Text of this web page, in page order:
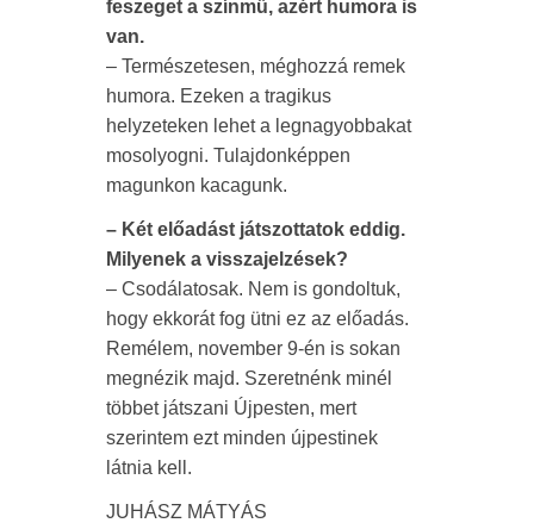
feszeget a színmű, azért humora is
van.
– Természetesen, méghozzá remek
humora. Ezeken a tragikus
helyzeteken lehet a legnagyobbakat
mosolyogni. Tulajdonképpen
magunkon kacagunk.
– Két előadást játszottatok eddig.
Milyenek a visszajelzések?
– Csodálatosak. Nem is gondoltuk,
hogy ekkorát fog ütni ez az előadás.
Remélem, november 9-én is sokan
megnézik majd. Szeretnénk minél
többet játszani Újpesten, mert
szerintem ezt minden újpestinek
látnia kell.
JUHÁSZ MÁTYÁS